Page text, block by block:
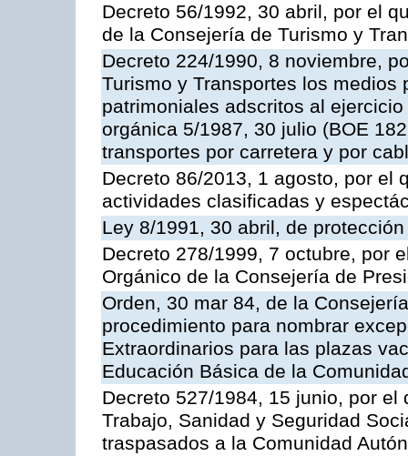
Decreto 56/1992, 30 abril, por el
de la Consejería de Turismo y
Decreto 224/1990, 8 noviembre,
Turismo y Transportes los
patrimoniales adscritos al
orgánica 5/1987, 30 julio (BOE
transportes por carretera y por
Decreto 86/2013, 1 agosto, por el
actividades clasificadas y
Ley 8/1991, 30 abril, de
Decreto 278/1999, 7 octubre, por
Orgánico de la Consejería de
Orden, 30 mar 84, de la
procedimiento para nombrar
Extraordinarios para las plazas
Educación Básica de la
Decreto 527/1984, 15 junio, por
Trabajo, Sanidad y Seguridad
traspasados a la Comunidad